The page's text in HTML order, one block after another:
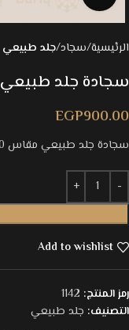
الرئيسية سجاد جلد طبيعي
سجادة جلد طبيعي
EGP900.00
سجادة جلد طبيعي مقاس 150*100 سم
Add to wishlist
رمز المنتج: 1142
التصنيف: جلد طبيعي